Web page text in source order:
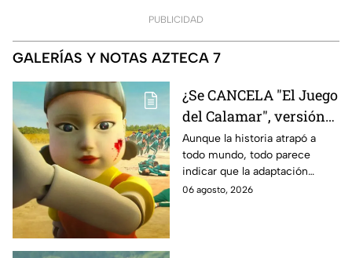
PUBLICIDAD
GALERÍAS Y NOTAS AZTECA 7
¿Se CANCELA "El Juego
del Calamar", versión
Estados Unidos? Esto
es lo que se sabe al
momento
Aunque la historia atrapó a
todo mundo, todo parece
indicar que la adaptación
podría ser cancelada:
06 agosto, 2026